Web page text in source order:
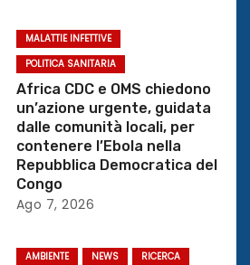
MALATTIE INFETTIVE
POLITICA SANITARIA
Africa CDC e OMS chiedono
un’azione urgente, guidata
dalle comunità locali, per
contenere l’Ebola nella
Repubblica Democratica del
Congo
Ago 7, 2026
AMBIENTE NEWS RICERCA